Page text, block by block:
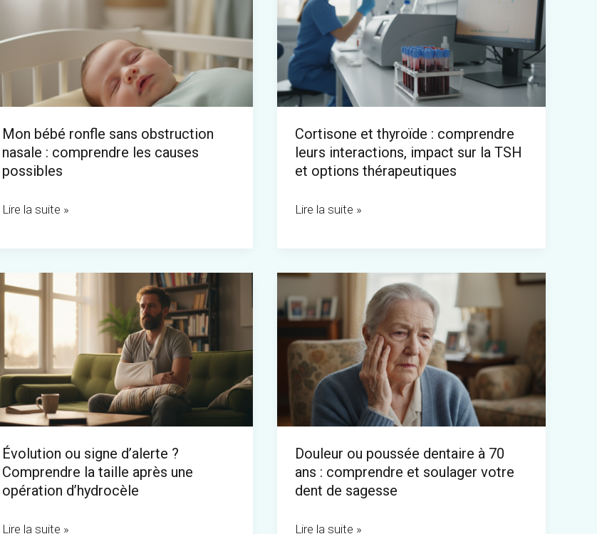
Mon bébé ronfle sans obstruction
nasale : comprendre les causes
possibles
nasale
les
causes
Lire la suite »
Cortisone et thyroïde : comprendre
leurs interactions, impact sur la TSH
et options thérapeutiques
thyroïde
:
comprendre
leurs
interactions,
sur
la
et
thérapeutiques
Lire la suite »
Évolution ou signe d’alerte ?
Comprendre la taille après une
opération d’hydrocèle
Évolution
signe
d’alerte
?
Comprendre
la
après
une
d’hydrocèle
Lire la suite »
Douleur ou poussée dentaire à 70
ans : comprendre et soulager votre
dent de sagesse
Douleur
ou
poussée
dentaire
à
comprendre
et
votre
Lire la suite »